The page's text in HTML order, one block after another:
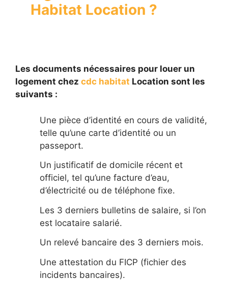
Habitat Location ?
Les documents nécessaires pour louer un
logement chez cdc habitat Location sont les
suivants :
Une pièce d’identité en cours de validité,
telle qu’une carte d’identité ou un
passeport.
Un justificatif de domicile récent et
officiel, tel qu’une facture d’eau,
d’électricité ou de téléphone fixe.
Les 3 derniers bulletins de salaire, si l’on
est locataire salarié.
Un relevé bancaire des 3 derniers mois.
Une attestation du FICP (fichier des
incidents bancaires).